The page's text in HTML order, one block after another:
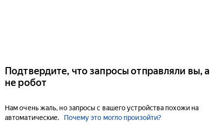
Подтвердите, что запросы отправляли вы, а
не робот
Нам очень жаль, но запросы с вашего устройства похожи на
автоматические.
Почему это могло произойти?